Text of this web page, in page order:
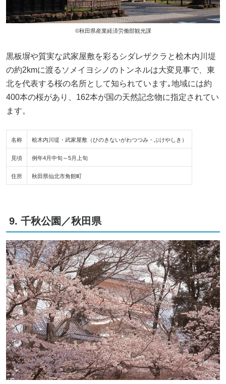
©秋田県産業経済労働部観光課
黒板塀や質実な武家屋敷を彩るシダレザクラと桧木内川堤
の約2kmに渡るソメイヨシノのトンネルは大変見事で、東
北を代表する桜の名所として知られています｡地域には約
400本の桜があり、162本が国の天然記念物に指定されてい
ます。
名称 桧木内川堤・武家屋敷（ひのきないがわつつみ・ぶけやしき）
見頃 例年4月中旬～5月上旬
住所 秋田県仙北市角館町
9. 千秋公園／秋田県